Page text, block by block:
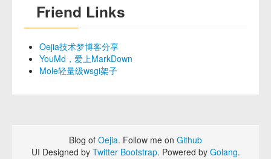
Friend Links
Oejia技术梦博客分享
YouMd，爱上MarkDown
Mole轻量级wsgi架子
Blog of Oejia. Follow me on Github
UI Designed by Twitter Bootstrap. Powered by Golang.